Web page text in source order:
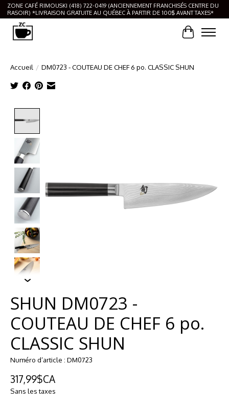
ZONE CAFÉ RIMOUSKI (418) 722-0419 (ANCIENNEMENT FRANCHISÉS CENTRE DU
RASOIR) *LIVRAISON GRATUITE AU QUÉBEC À PARTIR DE 100$ AVANT TAXES*
Panier
Accueil / DM0723 - COUTEAU DE CHEF 6 po. CLASSIC SHUN
SHUN DM0723 -
COUTEAU DE CHEF 6 po.
CLASSIC SHUN
Numéro d’article : DM0723
317,99$CA
Sans les taxes